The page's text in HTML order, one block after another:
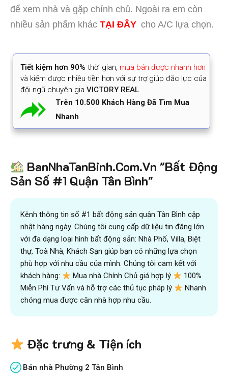
để xem nhà và gặp chính chủ. Ngoài ra em còn
nhiều sản phẩm khác TẠI ĐÂY cho A/C lựa chọn.
Tiết kiệm hơn 90% thời gian, mua bán được nhanh hơn
và kiếm được nhiều tiền hơn với sự trợ giúp đắc lực của
đội ngũ chuyên gia VICTORY REAL
Trên 10.500 Khách Hàng Đã Tìm Mua
Nhanh
BanNhaTanBinh.Com.Vn "Bất Động
Sản Số #1 Quận Tân Bình"
Kênh thông tin số #1 bất động sản quận Tân Bình cập
nhật hàng ngày. Chúng tôi cung cấp dữ liệu tin đăng lớn
với đa dạng loại hình bất động sản: Nhà Phố, Villa, Biệt
thự, Toà Nhà, Khách Sạn giúp bạn có những lựa chọn
phù hợp với nhu cầu của mình. Chúng tôi cam kết với
khách hàng:
Mua nhà Chính Chủ giá hợp lý
100%
Miễn Phí Tư Vấn và hỗ trợ các thủ tục pháp lý
Nhanh
chóng mua được căn nhà hợp nhu cầu.
Đặc trưng & Tiện ích
Bán nhà Phường 2 Tân Bình